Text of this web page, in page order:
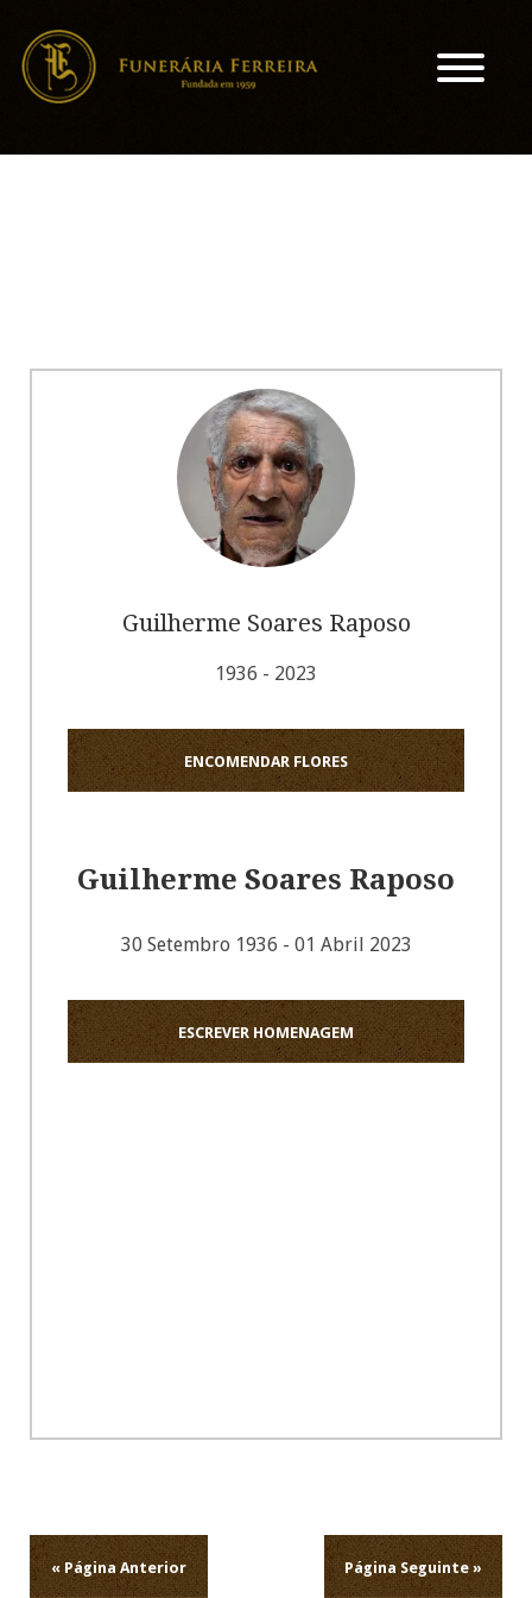
Guilherme Soares Raposo
1936 - 2023
ENCOMENDAR FLORES
Guilherme Soares Raposo
30 Setembro 1936 - 01 Abril 2023
ESCREVER HOMENAGEM
de
artigos
Página Seguinte »
« Página Anterior